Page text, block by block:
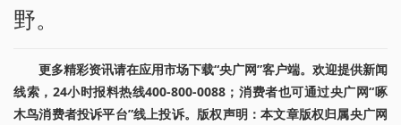
野。
更多精彩资讯请在应用市场下载“央广网”客户端。欢迎提供新闻
线索，24小时报料热线400-800-0088；消费者也可通过央广网“啄
木鸟消费者投诉平台”线上投诉。版权声明：本文章版权归属央广网